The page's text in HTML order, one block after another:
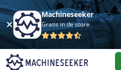
Machineseeker
Gratis in de store